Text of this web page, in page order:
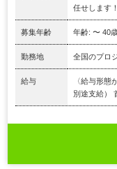
任せします！
募集年齢 年齢: 〜 40
勤務地 全国のプロ
給与
〈給与形態
別途支給）